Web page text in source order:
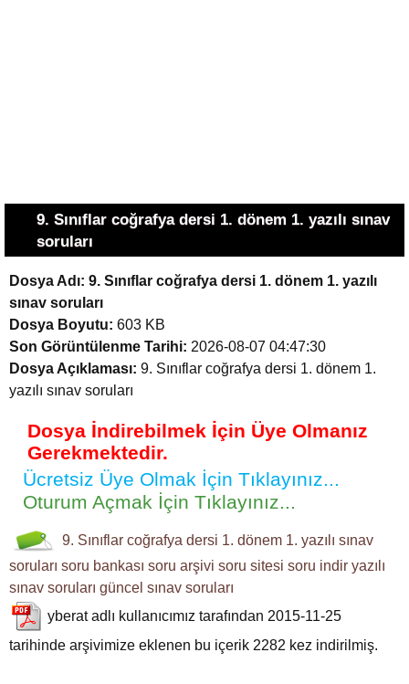
9. Sınıflar coğrafya dersi 1. dönem 1. yazılı sınav
soruları
Dosya Adı: 9. Sınıflar coğrafya dersi 1. dönem 1. yazılı
sınav soruları
Dosya Boyutu: 603 KB
Son Görüntülenme Tarihi: 2026-08-07 04:47:30
Dosya Açıklaması: 9. Sınıflar coğrafya dersi 1. dönem 1.
yazılı sınav soruları
Dosya İndirebilmek İçin Üye Olmanız
Gerekmektedir.
Ücretsiz Üye Olmak İçin Tıklayınız...
Oturum Açmak İçin Tıklayınız...
9. Sınıflar coğrafya dersi 1. dönem 1. yazılı sınav
soruları soru bankası soru arşivi soru sitesi soru indir yazılı
sınav soruları güncel sınav soruları
yberatadlı kullanıcımız tarafından 2015-11-25
tarihinde arşivimize eklenen bu içerik 2282 kez indirilmiş.